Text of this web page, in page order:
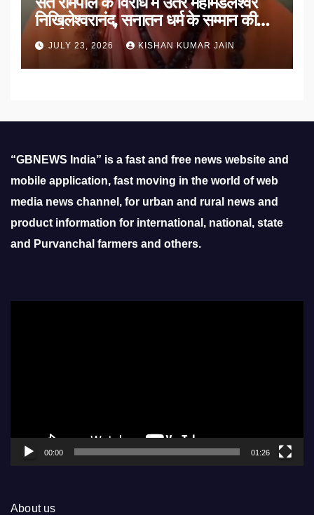
निखिलेश्वरानंद, सनातन धर्म के सम्मान की
उठाई मांग
JULY 23, 2026 KISHAN KUMAR JAIN
“GBNEWS India” is a fast and free news website and
mobile application, fast moving in the world of web
media news channel, for urban and rural news and
product information for international, national, state
and Purvanchal farmers and others.
00:00 01:26
About us